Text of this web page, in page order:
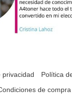
privacidad
Política
de compra